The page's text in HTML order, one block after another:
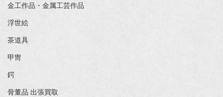
金工作品・金属工芸作品
浮世絵
茶道具
甲冑
鍔
骨董品 出張買取